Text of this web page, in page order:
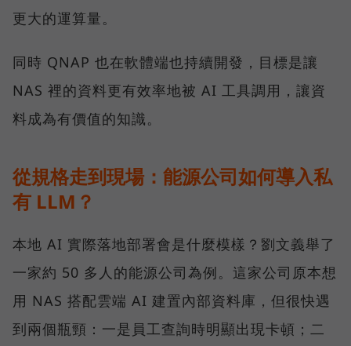
更大的運算量。
同時 QNAP 也在軟體端也持續開發，目標是讓
NAS 裡的資料更有效率地被 AI 工具調用，讓資
料成為有價值的知識。
從規格走到現場：能源公司如何導入私
有 LLM？
本地 AI 實際落地部署會是什麼模樣？劉文義舉了
一家約 50 多人的能源公司為例。這家公司原本想
用 NAS 搭配雲端 AI 建置內部資料庫，但很快遇
到兩個瓶頸：一是員工查詢時明顯出現卡頓；二